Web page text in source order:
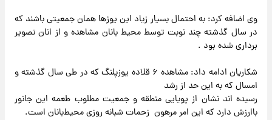
وی اضافه کرد: به احتمال بسیار زیاد این یوزها همان جمعیتی باشند که
در سال گذشته چند نوبت توسط محیط بانان مشاهده و از انان تصویر
برداری شده بود .
شکاریان ادامه داد: مشاهده ۶ قلاده یوزپلنگ که در طی سال گذشته و
امسال‌ که به این حد از رشد
رسیده اند نشان از پویایی منطقه و جمعیت مطلوب‌ طعمه این جانور
باارزش دارد که این امر مرهون زحمات شبانه روزی محیط‌بانان است.